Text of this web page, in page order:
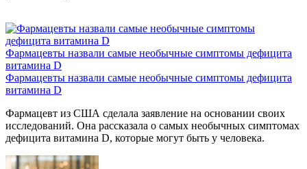
Фармацевты назвали самые необычные симптомы дефицита
витамина D
Фармацевты назвали самые необычные симптомы дефицита
витамина D
Фармацевт из США сделала заявление на основании своих
исследований. Она рассказала о самых необычных симптомах
дефицита витамина D, которые могут быть у человека.